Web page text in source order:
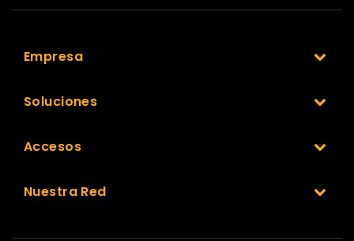
Empresa
Soluciones
Accesos
Nuestra Red